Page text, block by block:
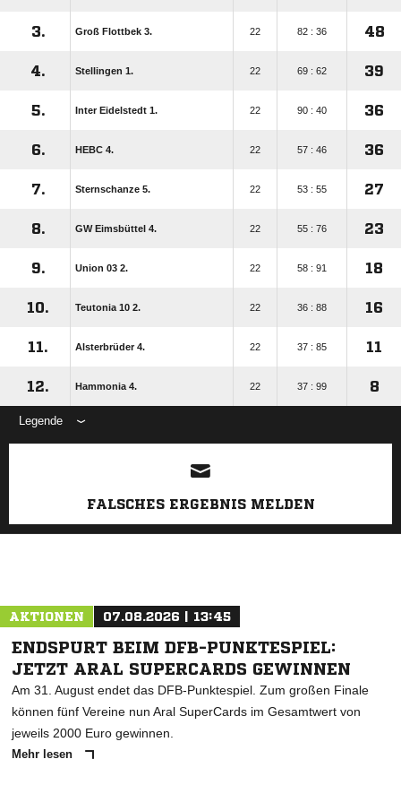
3. Groß Flottbek 3. 22 82 : 36 48
4. Stellingen 1. 22 69 : 62 39
5. Inter Eidelstedt 1. 22 90 : 40 36
6. HEBC 4. 22 57 : 46 36
7. Sternschanze 5. 22 53 : 55 27
8. GW Eimsbüttel 4. 22 55 : 76 23
9. Union 03 2. 22 58 : 91 18
10. Teutonia 10 2. 22 36 : 88 16
11. Alsterbrüder 4. 22 37 : 85 11
12. Hammonia 4. 22 37 : 99 8
Legende
ANZEIGE
FALSCHES ERGEBNIS MELDEN
AKTIONEN 07.08.2026 | 13:45
ENDSPURT BEIM DFB-PUNKTESPIEL:
JETZT ARAL SUPERCARDS GEWINNEN
Am 31. August endet das DFB-Punktespiel. Zum großen Finale
können fünf Vereine nun Aral SuperCards im Gesamtwert von
jeweils 2000 Euro gewinnen.
Mehr lesen